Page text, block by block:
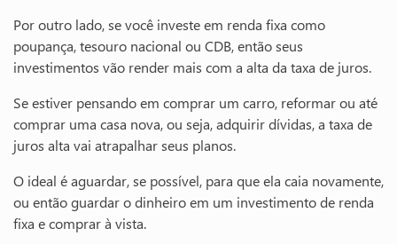
Por outro lado, se você investe em renda fixa como
poupança, tesouro nacional ou CDB, então seus
investimentos vão render mais com a alta da taxa de juros.
Se estiver pensando em comprar um carro, reformar ou até
comprar uma casa nova, ou seja, adquirir dívidas, a taxa de
juros alta vai atrapalhar seus planos.
O ideal é aguardar, se possível, para que ela caia novamente,
ou então guardar o dinheiro em um investimento de renda
fixa e comprar à vista.